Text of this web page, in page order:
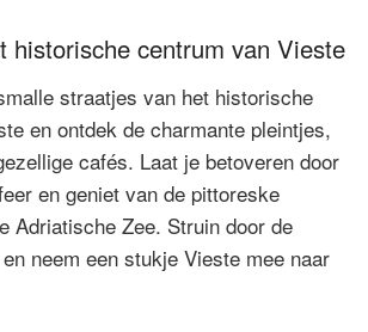
historische centrum van Vieste
straatjes van het historische
en ontdek de charmante pleintjes,
cafés. Laat je betoveren door
en geniet van de pittoreske
Adriatische Zee. Struin door de
neem een stukje Vieste mee naar